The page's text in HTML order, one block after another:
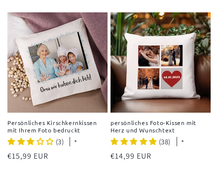
Persönliches Kirschkernkissen
mit Ihrem Foto bedruckt
(3) *
Normaler
€15,99 EUR
persönliches Foto-Kissen mit
Herz und Wunschtext
(38) *
Normaler
€14,99 EUR